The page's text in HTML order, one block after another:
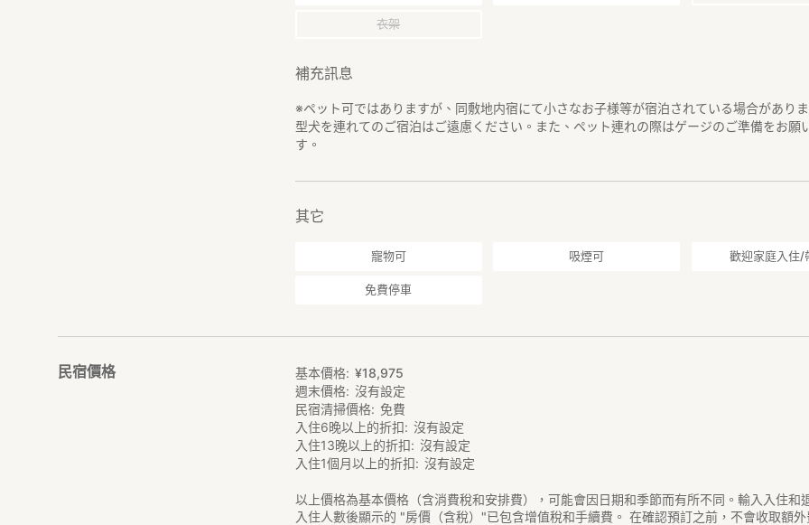
衣架
補充訊息
※ペット可ではありますが、同敷地内宿にて小さなお子様等が宿泊されている場合があり
型犬を連れてのご宿泊はご遠慮ください。また、ペット連れの際はゲージのご準備をお願
す。
其它
寵物可 吸煙可 歡迎家庭入住/
免費停車
民宿價格 基本價格 ¥18,975
週末價格
沒有設定
民宿清掃價格
免費
入住6晚以上的折扣
沒有設定
入住13晚以上的折扣
沒有設定
入住1個月以上的折扣
沒有設定
以上價格為基本價格（含消費稅和安排費），可能會因日期和季節而有所不同。輸入入住和
入住人數後顯示的 "房價（含稅）"已包含增值稅和手續費。 在確認預訂之前，不會收取額